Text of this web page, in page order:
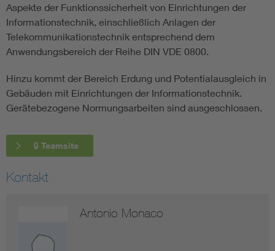
Blitzschutz: DIN EN 62305 in der Übersicht
Circular Economy für mehr Ressourceneffizienz
Cybersecurity in der Industrieautomatisierung
Elektrofachkraft (EFK)
Aspekte der Funktionssicherheit von Einrichtungen der
Informationstechnik, einschließlich Anlagen der
Telekommunikationstechnik entsprechend dem
Anwendungsbereich der Reihe DIN VDE 0800.
Hinzu kommt der Bereich Erdung und Potentialausgleich in
Gebäuden mit Einrichtungen der Informationstechnik.
Gerätebezogene Normungsarbeiten sind ausgeschlossen.
🔒 Teamsite
Kontakt
Antonio Monaco